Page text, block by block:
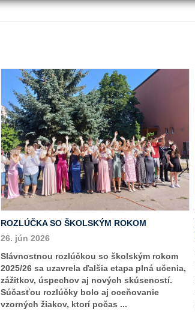
ROZLÚČKA SO ŠKOLSKÝM ROKOM
26. jún 2026
Slávnostnou rozlúčkou so školským rokom
2025/26 sa uzavrela ďalšia etapa plná učenia,
zážitkov, úspechov aj nových skúseností.
Súčasťou rozlúčky bolo aj oceňovanie
vzorných žiakov, ktorí počas ...